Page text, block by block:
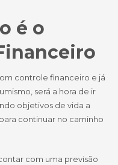
é o
controle financeiro e já
será a hora de ir
objetivos de vida a
continuar no caminho
com uma previsão